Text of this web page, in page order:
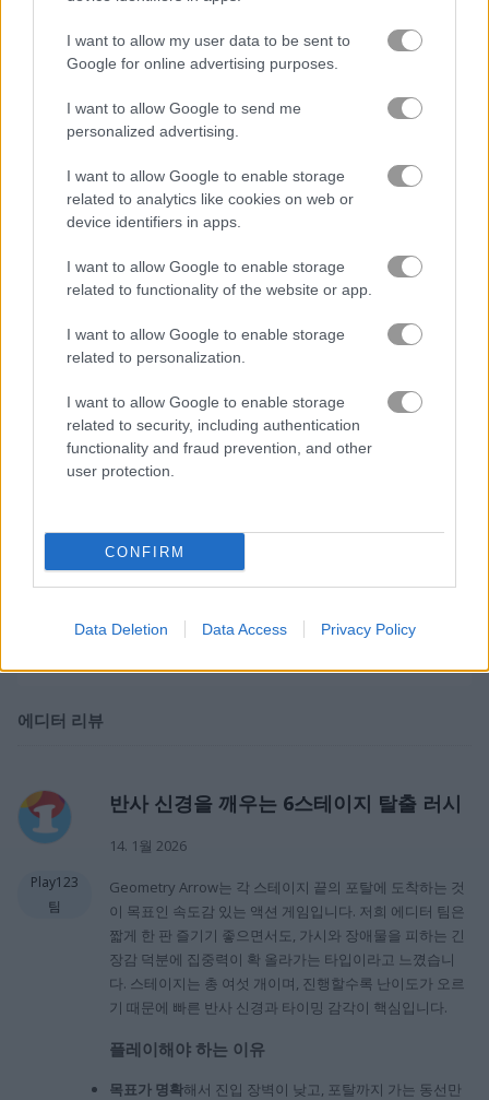
I want to allow my user data to be sent to
Google for online advertising purposes.
I want to allow Google to send me
personalized advertising.
I want to allow Google to enable storage
related to analytics like cookies on web or
device identifiers in apps.
I want to allow Google to enable storage
related to functionality of the website or app.
I want to allow Google to enable storage
related to personalization.
I want to allow Google to enable storage
related to security, including authentication
functionality and fraud prevention, and other
user protection.
CONFIRM
Data Deletion Data Access Privacy Policy
정보 Geometry Arrow
위험한 동굴 속 짜릿한 여정을 체험하세요
당신의 목표는 각 스테이지 끝에 있는 포탈에 도착하는 거예요. 가
는 타이밍이 정말 중요해요. 과연 모든 스테이지를 깨고 동굴에서
탈출할 수 있을까요? 속도감 넘치는 이 액션 게임으로 실력을 제대
게임 퍼블리셔: Playgama
에디터 리뷰
Play123
팀
반사 신경을 깨우는 6스테이지 탈출 러시
14. 1월 2026
Geometry Arrow는 각 스테이지 끝의 포탈에 도착하는 것
이 목표인 속도감 있는 액션 게임입니다. 저희 에디터 팀은
짧게 한 판 즐기기 좋으면서도, 가시와 장애물을 피하는 긴
장감 덕분에 집중력이 확 올라가는 타입이라고 느꼈습니
다. 스테이지는 총 여섯 개이며, 진행할수록 난이도가 오르
기 때문에 빠른 반사 신경과 타이밍 감각이 핵심입니다.
플레이해야 하는 이유
목표가 명확해서 진입 장벽이 낮고, 포탈까지 가는 동선만